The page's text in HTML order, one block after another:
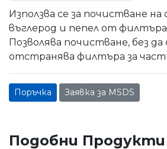
Използва се за почистване
въглерод и пепел от
Позволява почистване, без да
отстранява филтъра за
Поръчка Заявка за MSDS
Подобни Продукти